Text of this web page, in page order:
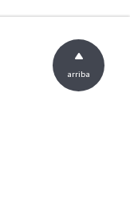
arriba